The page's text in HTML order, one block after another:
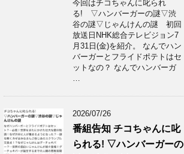
今回はチコちゃんに叱られ
る! ▽ハンバーガーの謎▽渋
谷の謎▽じゃんけんの謎 初回
放送日NHK総合テレビジョン7
月31日(金)を紹介。 なんでハン
バーガーとフライドポテトはセ
ットなの？ なんでハンバーガ
…
2026/07/26
番組告知 チコちゃんに叱
られる! ▽ハンバーガーの